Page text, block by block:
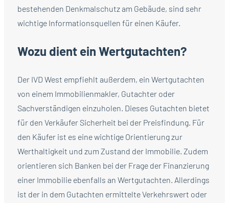
bestehenden Denkmalschutz am Gebäude, sind sehr
wichtige Informationsquellen für einen Käufer.
Wozu dient ein Wertgutachten?
Der IVD West empfiehlt außerdem, ein Wertgutachten
von einem Immobilienmakler, Gutachter oder
Sachverständigen einzuholen. Dieses Gutachten bietet
für den Verkäufer Sicherheit bei der Preisfindung. Für
den Käufer ist es eine wichtige Orientierung zur
Werthaltigkeit und zum Zustand der Immobilie. Zudem
orientieren sich Banken bei der Frage der Finanzierung
einer Immobilie ebenfalls an Wertgutachten. Allerdings
ist der in dem Gutachten ermittelte Verkehrswert oder